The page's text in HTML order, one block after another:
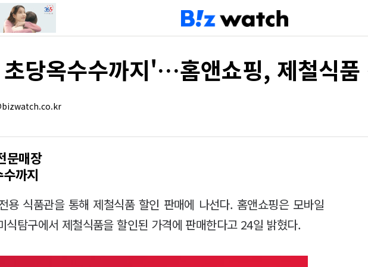
당옥수수까지'…홈앤쇼핑, 제철식품
문매장
까지
용 식품관을 통해 제철식품 할인 판매에 나선다. 홈앤쇼핑은 모바일
식탐구에서 제철식품을 할인된 가격에 판매한다고 24일 밝혔다.